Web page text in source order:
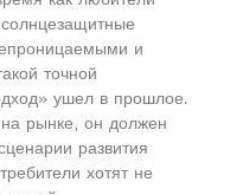
и
точной
ушел в прошлое.
рынке, он должен
развития
хотят не